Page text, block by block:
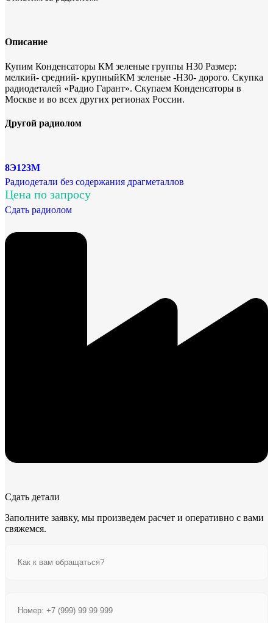
Описание
Купим Конденсаторы КМ зеленые группы Н30 Размер:
мелкий- средний- крупныйКМ зеленые -Н30- дорого. Скупка
радиодеталей «Радио Гарант». Скупаем Конденсаторы в
Москве и во всех других регионах России.
Другой радиолом
8Э123М
Радиодетали без содержания драгметаллов
Цена по запросу
Сдать радиолом
Сдать детали
Заполните заявку, мы произведем расчет и оперативно с вами
свяжемся.